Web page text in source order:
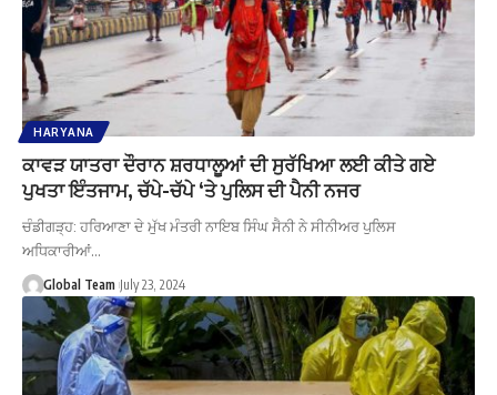
HARYANA
ਕਾਵੜ ਯਾਤਰਾ ਦੌਰਾਨ ਸ਼ਰਧਾਲੂਆਂ ਦੀ ਸੁਰੱਖਿਆ ਲਈ ਕੀਤੇ ਗਏ
ਪੁਖਤਾ ਇੰਤਜਾਮ, ਚੱਪੇ-ਚੱਪੇ ‘ਤੇ ਪੁਲਿਸ ਦੀ ਪੈਨੀ ਨਜਰ
ਚੰਡੀਗੜ੍ਹ: ਹਰਿਆਣਾ ਦੇ ਮੁੱਖ ਮੰਤਰੀ ਨਾਇਬ ਸਿੰਘ ਸੈਨੀ ਨੇ ਸੀਨੀਅਰ ਪੁਲਿਸ
ਅਧਿਕਾਰੀਆਂ…
Global Team July 23, 2024